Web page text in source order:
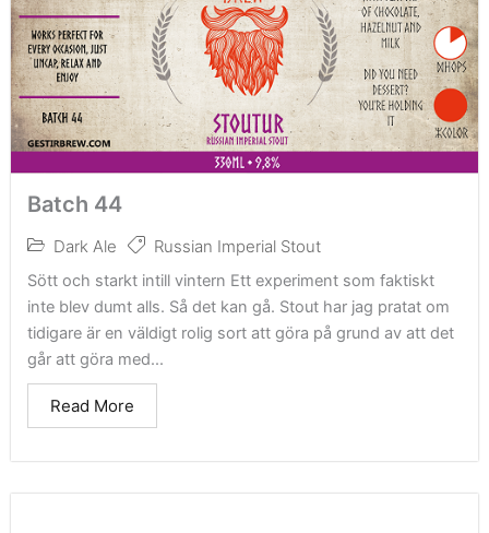
Batch 44
Dark Ale Russian Imperial Stout
Sött och starkt intill vintern Ett experiment som faktiskt
inte blev dumt alls. Så det kan gå. Stout har jag pratat om
tidigare är en väldigt rolig sort att göra på grund av att det
går att göra med...
Read More